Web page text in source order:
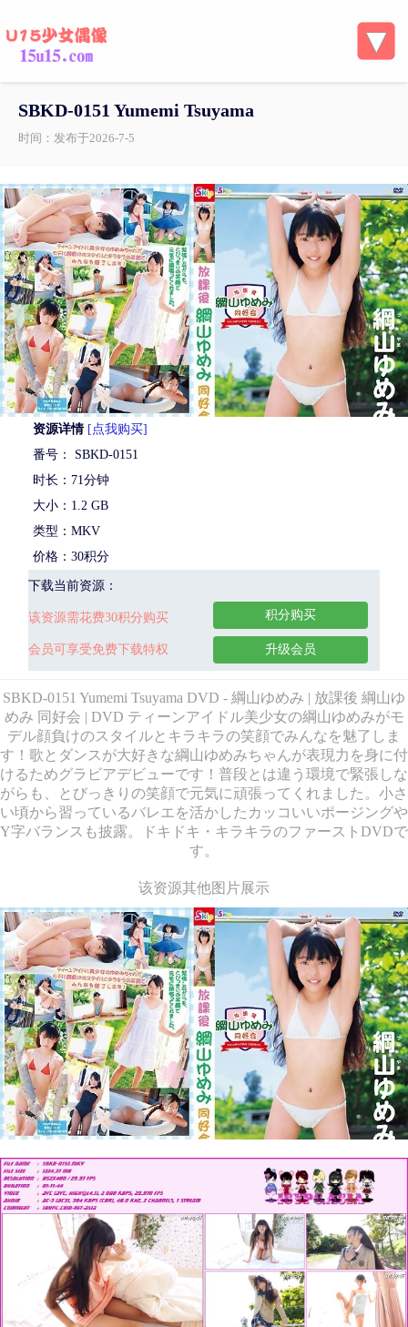
SBKD-0151 Yumemi Tsuyama
时间：发布于2026-7-5
资源详情 [点我购买]
番号： SBKD-0151
时长：71分钟
大小：1.2 GB
类型：MKV
价格：30积分
下载当前资源：
该资源需花费30积分购买
会员可享受免费下载特权
积分购买
升级会员
SBKD-0151 Yumemi Tsuyama DVD - 綱山ゆめみ | 放課後 綱山ゆ
めみ 同好会 | DVD ティーンアイドル美少女の綱山ゆめみがモ
デル顔負けのスタイルとキラキラの笑顔でみんなを魅了しま
す！歌とダンスが大好きな綱山ゆめみちゃんが表現力を身に付
けるためグラビアデビューです！普段とは違う環境で緊張しな
がらも、とびっきりの笑顔で元気に頑張ってくれました。小さ
い頃から習っているバレエを活かしたカッコいいポージングや
Y字バランスも披露。ドキドキ・キラキラのファーストDVDで
す。
该资源其他图片展示